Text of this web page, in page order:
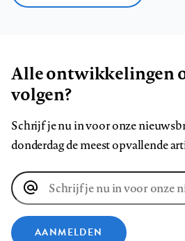
Alle ontwikkelingen
volgen?
Schrijf je nu in voor onze
donderdag de meest opvallende
E-
mailadres
AANMELDEN